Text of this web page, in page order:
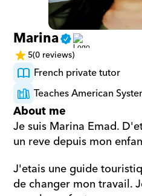
Marina
5(0 reviews)
French private tutor
Teaches American
About me
Je suis Marina Emad.
un reve depuis mon
J'etais une guide
de changer mon travail.